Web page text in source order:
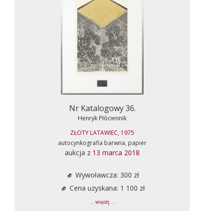
Nr Katalogowy 36.
Henryk Płóciennik
ZŁOTY LATAWIEC, 1975
autocynkografia barwna, papier
aukcja z 13 marca 2018
Wywoławcza: 300 zł
Cena uzyskana: 1 100 zł
... więcej ...